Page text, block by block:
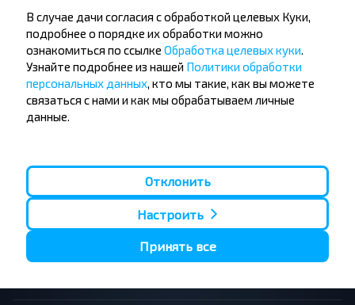
Популярные автобусные
направления
Орша - Могилёв
Минск - Несвиж
Минск - Могилёв
Минск - Пинск
Минск - Брест
Минск - Барановичи
Гомель - Минск
Брест - Тересполь
Вильнюс - Минск
Полоцк - Рига
Москва - Брест
Минск - Вильнюс
Минск - Москва
Брест - Люблин
Брест - Варшава
В случае дачи согласия с обработкой целевых Куки,
подробнее о порядке их обработки можно
ознакомиться по ссылке Обработка целевых куки
Узнайте подробнее из нашей Политики обработки
персональных данных , кто мы такие, как вы можете
связаться с нами и как мы обрабатываем личные
данные.
Отклонить
Настроить
Принять все